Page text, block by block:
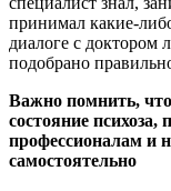
принимал какие-
диалоге с доктором
подобрано
Важно помнить,
состояние
профессионалам и
самостоятельно